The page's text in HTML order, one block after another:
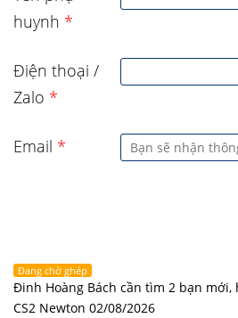
huynh *
Điện thoại /
Zalo *
Email *
Đang chờ ghép
Đinh Hoàng Bách cần tìm 2 bạn mới,
CS2 Newton 02/08/2026